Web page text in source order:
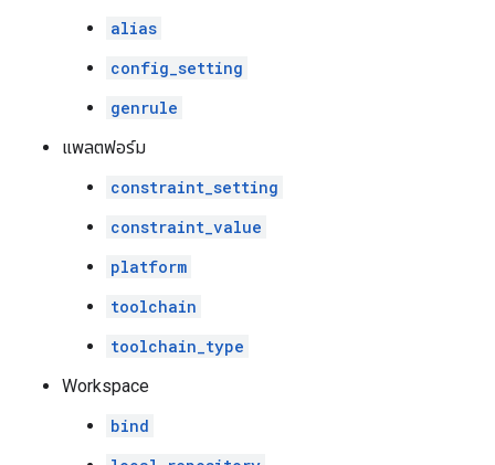
alias
config_setting
genrule
แพลตฟอร์ม
constraint_setting
constraint_value
platform
toolchain
toolchain_type
Workspace
bind